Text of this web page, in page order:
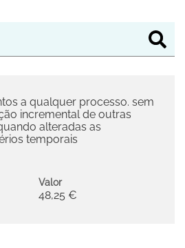
a qualquer processo. sem
incremental de outras
alteradas as
temporais
Valor
48,25 €